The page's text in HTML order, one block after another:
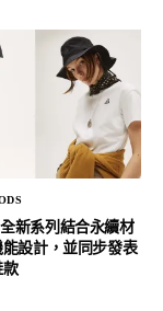
新系列結合永續材
設計，並同步發表